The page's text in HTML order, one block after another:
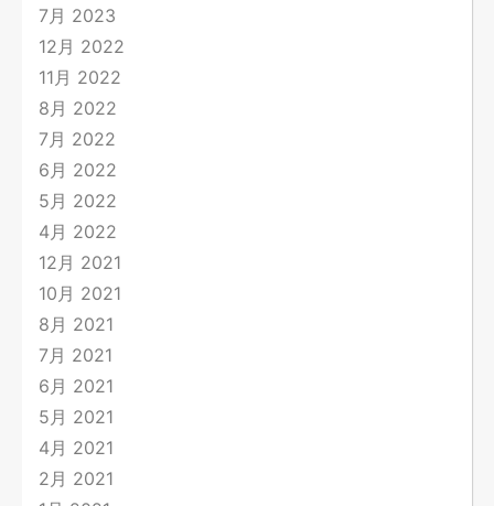
7月 2023
12月 2022
11月 2022
8月 2022
7月 2022
6月 2022
5月 2022
4月 2022
12月 2021
10月 2021
8月 2021
7月 2021
6月 2021
5月 2021
4月 2021
2月 2021